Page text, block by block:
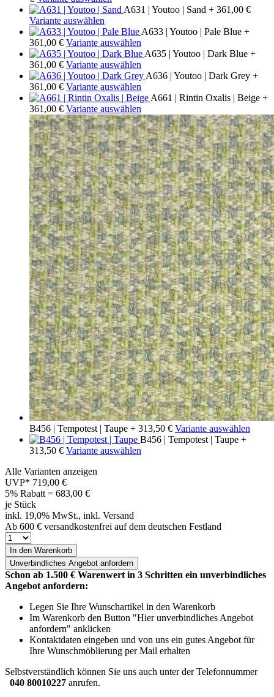
A631 | Youtoo | Sand + 361,00 €
Variante auswählen
A633 | Youtoo | Pale Blue +
361,00 € Variante auswählen
A635 | Youtoo | Dark Blue +
361,00 € Variante auswählen
A636 | Youtoo | Dark Grey +
361,00 € Variante auswählen
A661 | Rintin Oxalis | Beige +
361,00 € Variante auswählen
B456 | Tempotest | Taupe + 313,50 € Variante auswählen
B456 | Tempotest | Taupe +
313,50 € Variante auswählen
Alle Varianten anzeigen
UVP* 719,00 €
5% Rabatt = 683,00 €
je Stück
inkl. 19,0% MwSt., inkl. Versand
Ab 600 € versandkostenfrei auf dem deutschen Festland
In den Warenkorb
Unverbindliches Angebot anfordern
Schon ab 1.500 € Warenwert in 3 Schritten ein unverbindliches
Angebot anfordern:
Legen Sie Ihre Wunschartikel in den Warenkorb
Im Warenkorb den Button "Hier unverbindliches Angebot
anfordern" anklicken
Kontaktdaten eingeben und von uns ein gutes Angebot für
Ihre Wunschmöblierung per Mail erhalten
Selbstverständlich können Sie uns auch unter der Telefonnummer
040 80010227 anrufen.